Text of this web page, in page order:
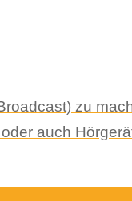
zu
auch